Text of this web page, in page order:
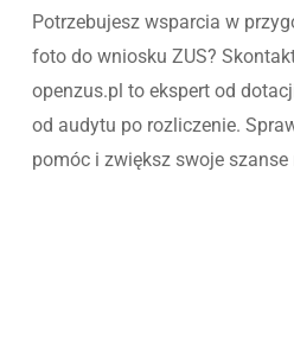
Potrzebujesz wsparcia w
foto do wniosku ZUS?
openzus.pl to ekspert od
od audytu po rozliczenie.
pomóc i zwiększ swoje